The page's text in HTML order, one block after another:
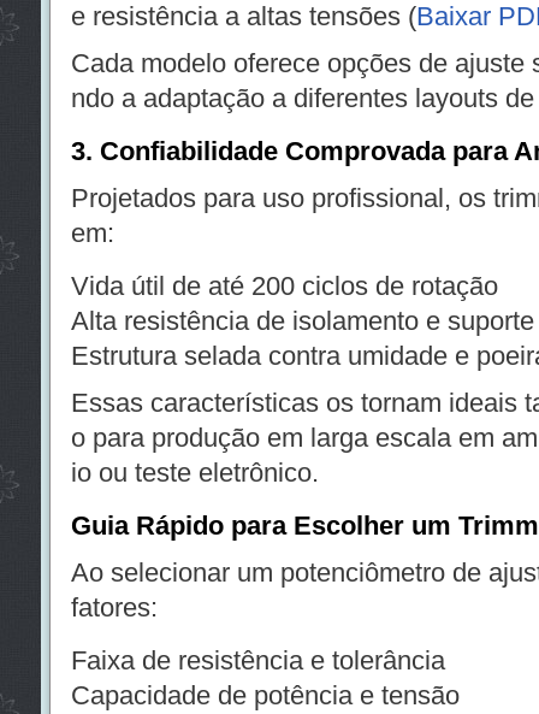
e resistência a altas tensões (Baixar
Cada modelo oferece opções de ajuste
ndo a adaptação a diferentes layouts
3. Confiabilidade Comprovada para
Projetados para uso profissional, os
em:
Vida útil de até 200 ciclos de rotação
Alta resistência de isolamento e
Estrutura selada contra umidade e
Essas características os tornam ideais
o para produção em larga escala em
io ou teste eletrônico.
Guia Rápido para Escolher um
Ao selecionar um potenciômetro de
fatores:
Faixa de resistência e tolerância
Capacidade de potência e tensão